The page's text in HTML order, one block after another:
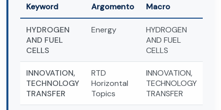
Keyword Argomento Macro
HYDROGEN
AND FUEL
CELLS
Energy
HYDROGEN
AND FUEL
CELLS
INNOVATION,
TECHNOLOGY
TRANSFER
RTD
Horizontal
Topics
INNOVATION,
TECHNOLOGY
TRANSFER